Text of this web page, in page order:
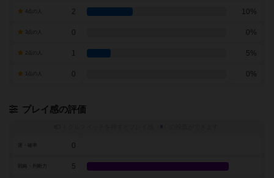
2 10%
0 0%
1 5%
0 0%
プレイ感の評価
※
0
戦略・判断力 5